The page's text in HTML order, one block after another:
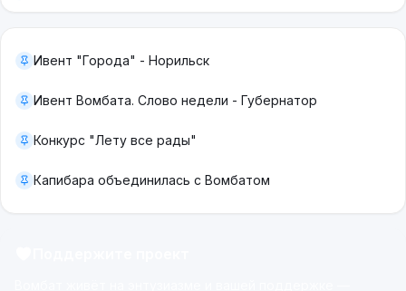
Ивент "Города" - Норильск
Ивент Вомбата. Слово недели - Губернатор
Конкурс "Лету все рады"
Капибара объединилась с Вомбатом